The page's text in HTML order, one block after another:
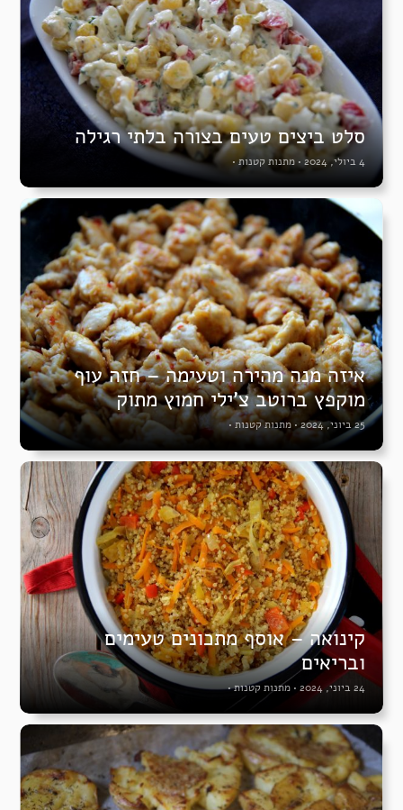
סלט ביצים טעים בצורה בלתי רגילה
4 ביולי, 2024 • מתנות קטנות •
איזה מנה מהירה וטעימה – חזה עוף
מוקפץ ברוטב צ’ילי חמוץ מתוק
25 ביוני, 2024 • מתנות קטנות•
קינואה – אוסף מתכונים טעימים
ובריאים
24 ביוני, 2024 • מתנות קטנות•